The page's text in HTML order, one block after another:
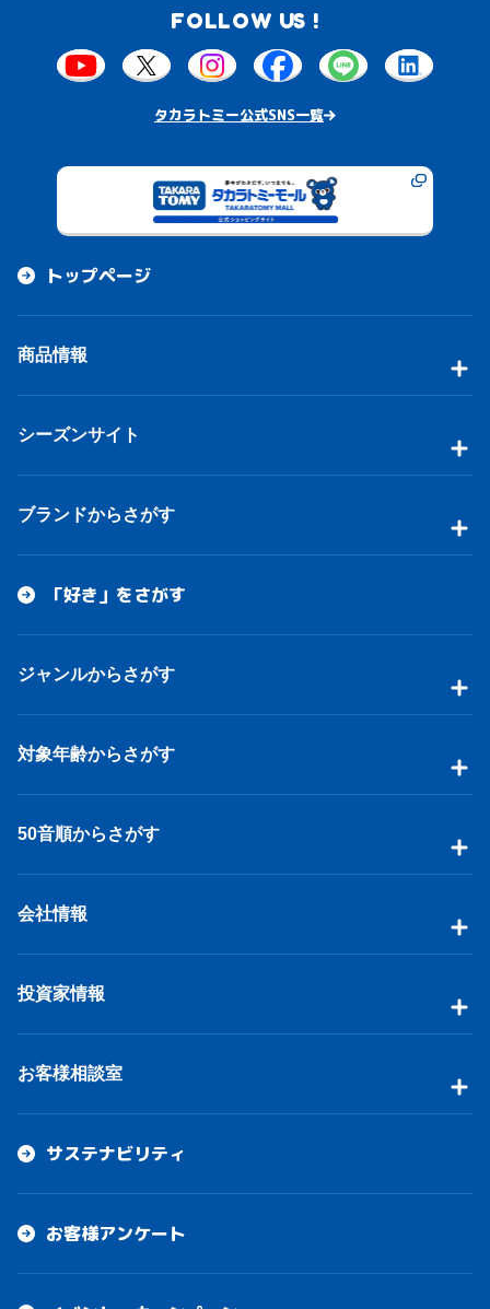
FOLLOW US !
タカラトミー公式SNS一覧
トップページ
商品情報
シーズンサイト
ブランドからさがす
「好き」をさがす
ジャンルからさがす
対象年齢からさがす
50音順からさがす
会社情報
投資家情報
お客様相談室
サステナビリティ
お客様アンケート